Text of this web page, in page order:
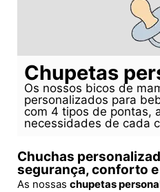
Chupetas
Os nossos bicos de
personalizados para
com 4 tipos de pontas,
necessidades de cada
Chuchas
segurança, conforto
As nossas chupetas